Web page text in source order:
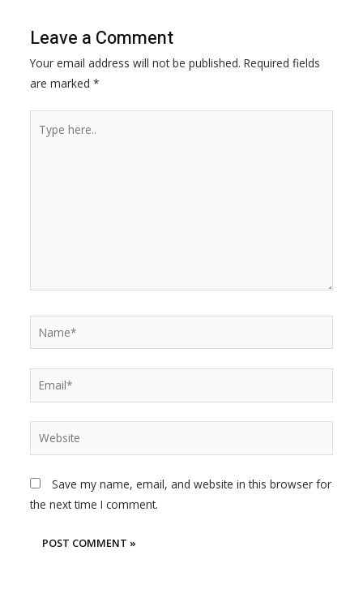
o
k
g
e
p
p
n
k
Leave a Comment
Your email address will not be published. Required fields
are marked *
here..
Name*
Email*
Website
Save my name, email, and website in this browser for
the next time I comment.